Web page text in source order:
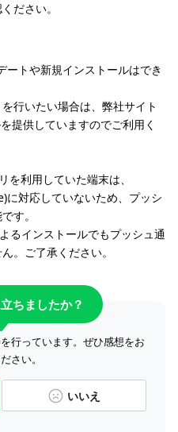
ださい。
トや新規インストールはでき
行いたい場合は、弊社サイト
提供していますのでご利用く
利用していた端末は、
に対応していないため、プッシ
す。
るインストールでもプッシュ通
。ご了承ください。
ちましたか？
行っています。ぜひ感想をお
さい。
いいえ